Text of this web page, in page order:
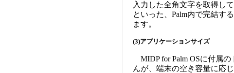
入力した全角文字を取得し
といった、Palm内で完結す
ます。
(3)アプリケーションサイズ
MIDP for Palm OSに付属
んが、端末の空き容量に応